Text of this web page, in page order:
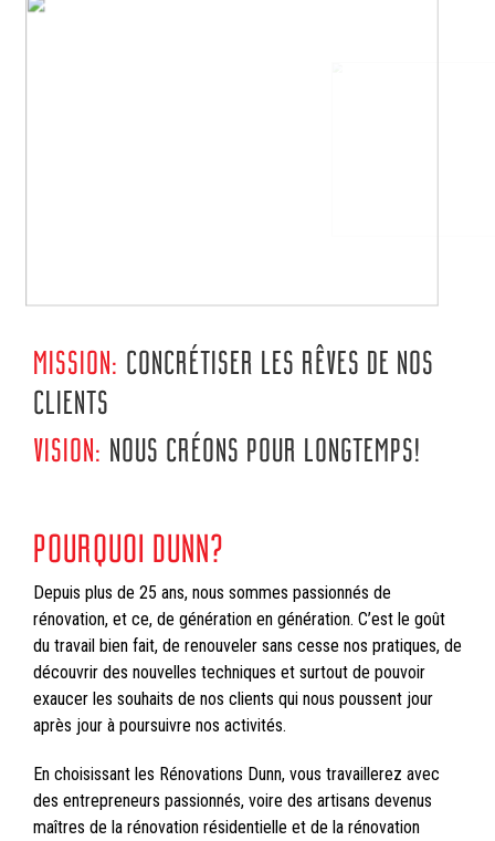
MISSION: CONCRÉTISER LES RÊVES DE NOS
CLIENTS
VISION: NOUS CRÉONS POUR LONGTEMPS!
POURQUOI DUNN?
Depuis plus de 25 ans, nous sommes passionnés de
rénovation, et ce, de génération en génération. C’est le goût
du travail bien fait, de renouveler sans cesse nos pratiques, de
découvrir des nouvelles techniques et surtout de pouvoir
exaucer les souhaits de nos clients qui nous poussent jour
après jour à poursuivre nos activités.
En choisissant les Rénovations Dunn, vous travaillerez avec
des entrepreneurs passionnés, voire des artisans devenus
maîtres de la rénovation résidentielle et de la rénovation